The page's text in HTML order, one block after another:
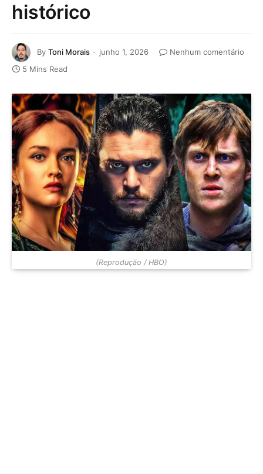
histórico
By Toni Morais junho 1, 2026
Nenhum comentário
5 Mins Read
(Reprodução / HBO)